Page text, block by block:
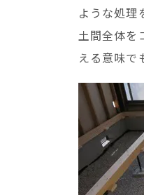
ような処理
土間全体を
える意味で